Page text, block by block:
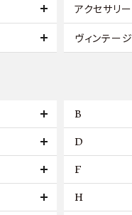
アクセサリー
ヴィンテージ
B
D
F
H